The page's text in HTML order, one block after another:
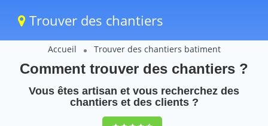
Trouver des chantiers
Accueil Trouver des chantiers batiment
Comment trouver des chantiers ?
Vous êtes artisan et vous recherchez des
chantiers et des clients ?